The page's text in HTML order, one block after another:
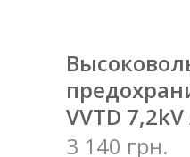
VVTD
3 140 грн.